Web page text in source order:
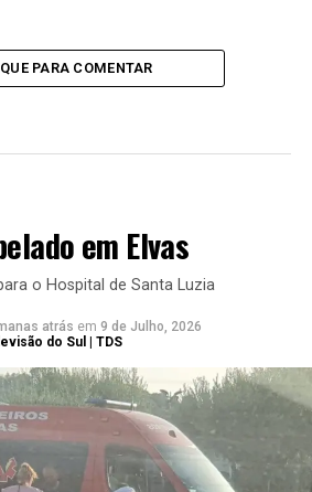
PARA COMENTAR
em Elvas
o Hospital de Santa Luzia
atrás em 9 de Julho, 2026
do Sul | TDS